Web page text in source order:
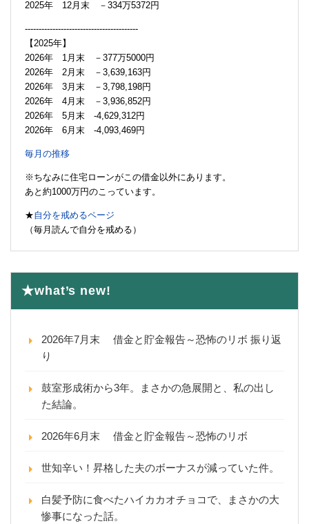
2025年 12月末 －334万5372円
-----------------------------------------
【2025年】
2026年 1月末 －377万5000円
2026年 2月末 －3,639,163円
2026年 3月末 －3,798,198円
2026年 4月末 －3,936,852円
2026年 5月末 -4,629,312円
2026年 6月末 -4,093,469円
毎月の推移
※ちなみに住宅ローンがこの借金以外にあります。
あと約1000万円のこっています。
★自分を戒めるページ
（毎月読んで自分を戒める）
★what’s new!
2026年7月末 借金と貯金報告～恐怖のリボ 振り返
り
鼓室形成術から3年。まさかの急展開と、私の出し
た結論。
2026年6月末 借金と貯金報告～恐怖のリボ
世知辛い！昇格した夫のボーナスが減っていた件。
白髪予防に食べたハイカカオチョコで、まさかの大
惨事になった話。